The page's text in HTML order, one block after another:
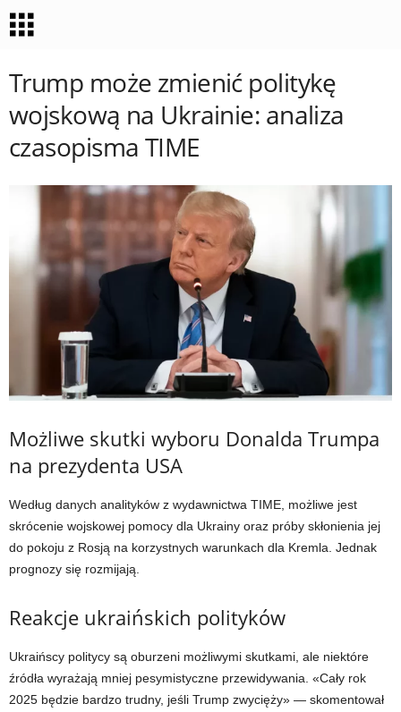
Trump może zmienić politykę
wojskową na Ukrainie: analiza
czasopisma TIME
Możliwe skutki wyboru Donalda Trumpa
na prezydenta USA
Według danych analityków z wydawnictwa TIME, możliwe jest
skrócenie wojskowej pomocy dla Ukrainy oraz próby skłonienia jej
do pokoju z Rosją na korzystnych warunkach dla Kremla. Jednak
prognozy się rozmijają.
Reakcje ukraińskich polityków
Ukraińscy politycy są oburzeni możliwymi skutkami, ale niektóre
źródła wyrażają mniej pesymistyczne przewidywania. «Cały rok
2025 będzie bardzo trudny, jeśli Trump zwycięży» — skomentował